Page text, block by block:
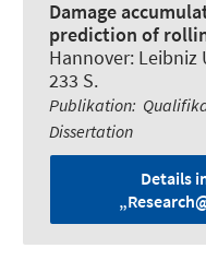
Damage
prediction of
Hannover: Leibniz
233 S.
Publikation:
Dissertation
Details